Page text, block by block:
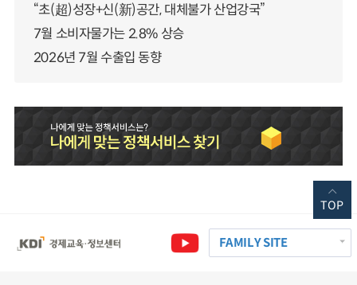
“초(超)성장+신(新)공간, 대체불가 산업강국”
7월 소비자물가는 2.8% 상승
2026년 7월 수출입 동향
FAMILY SITE
TOP